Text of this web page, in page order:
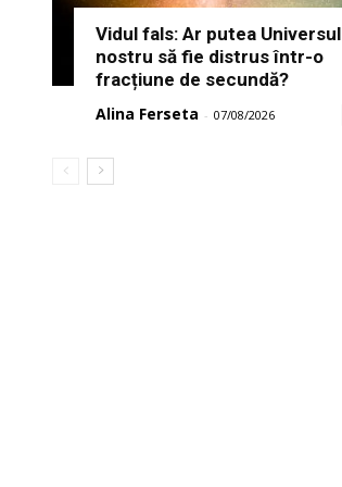
Vidul fals: Ar putea Universul
nostru să fie distrus într-o
fracțiune de secundă?
Alina Ferseta - 07/08/2026